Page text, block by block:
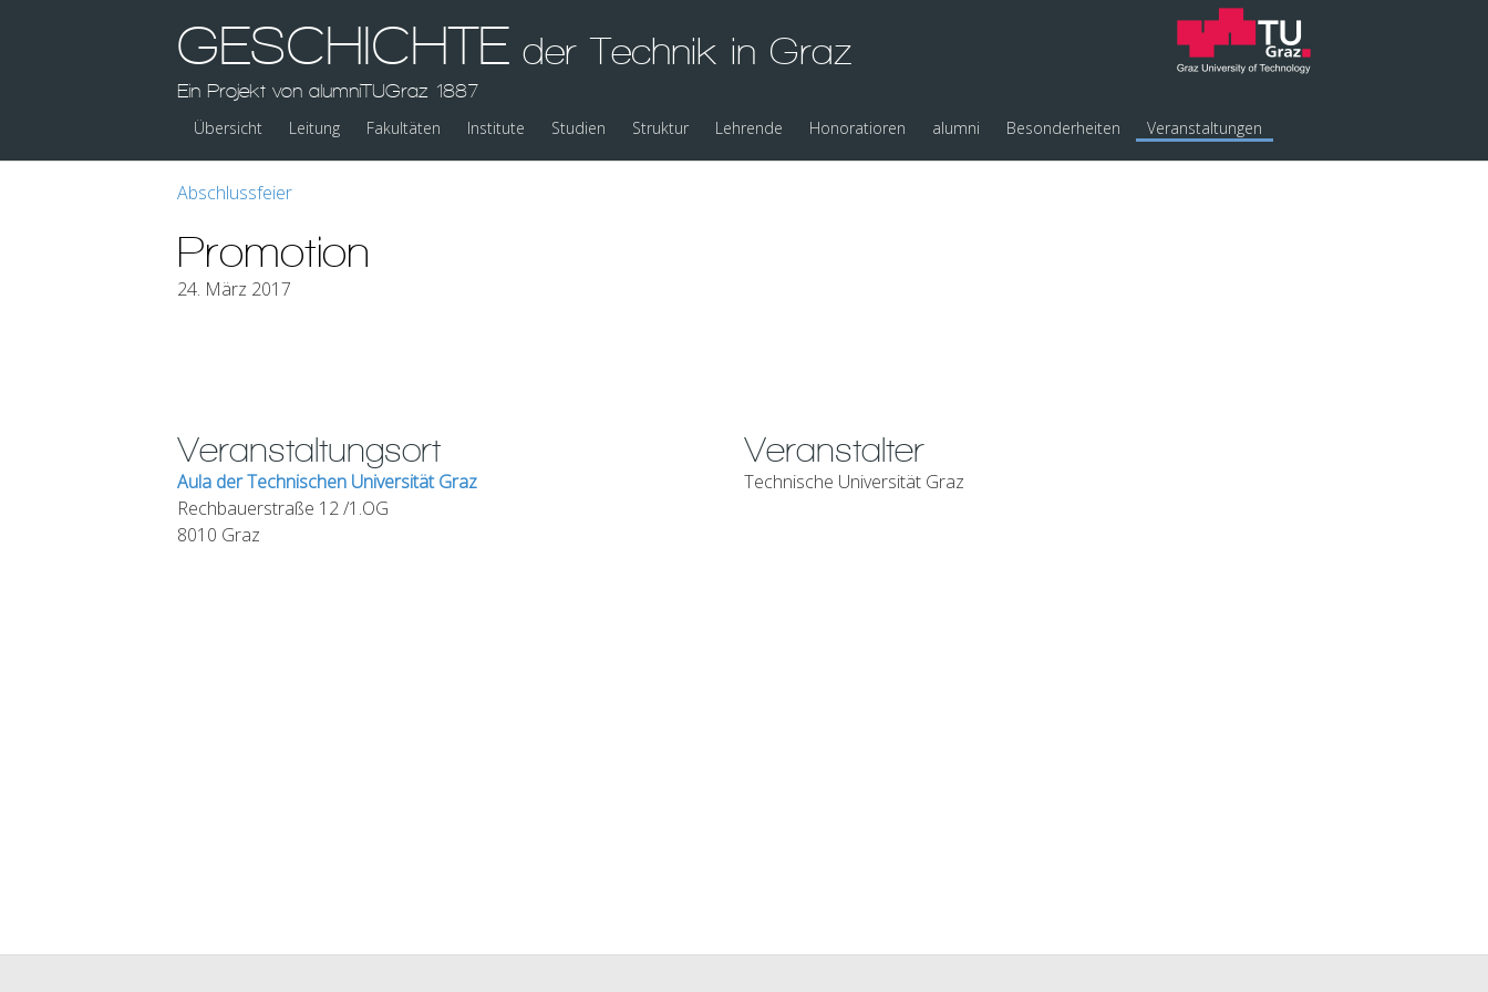
GESCHICHTE der Technik in Graz
Ein Projekt von alumniTUGraz 1887
Übersicht Leitung Fakultäten Institute Studien Struktur Lehrende Honoratioren alumni Besonderheiten Veranstaltungen
Abschlussfeier
Promotion
24. März 2017
Veranstaltungsort
Aula der Technischen Universität Graz
Rechbauerstraße 12 /1.OG
8010 Graz
Veranstalter
Technische Universität Graz